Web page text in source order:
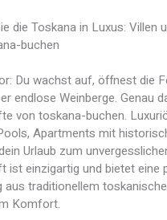
die Toskana in Luxus: Villen
buchen
Du wachst auf, öffnest die
endlose Weinberge. Genau
von toskana-buchen.
Apartments mit
Urlaub zum
ist einzigartig und bietet eine
aus traditionellem
Komfort.